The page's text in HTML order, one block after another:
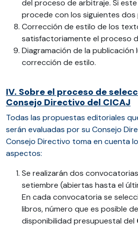
del proceso de arbitraje. Si
procede con los siguientes dos
Corrección de estilo de los
satisfactoriamente el proceso
Diagramación de la publicación
corrección de estilo.
IV. Sobre el proceso de
Consejo Directivo del CICAJ
Todas las propuestas editoriales
serán evaluadas por su Consejo
Consejo Directivo toma en cuenta
aspectos:
Se realizarán dos
setiembre (abiertas hasta el
En cada convocatoria se
libros, número que es posible
disponibilidad presupuestal del